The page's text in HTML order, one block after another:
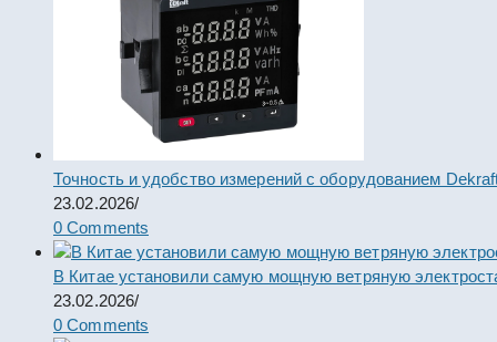
Точность и удобство измерений с оборудованием
23.02.2026/
0 Comments
В Китае установили самую мощную ветряную
23.02.2026/
0 Comments